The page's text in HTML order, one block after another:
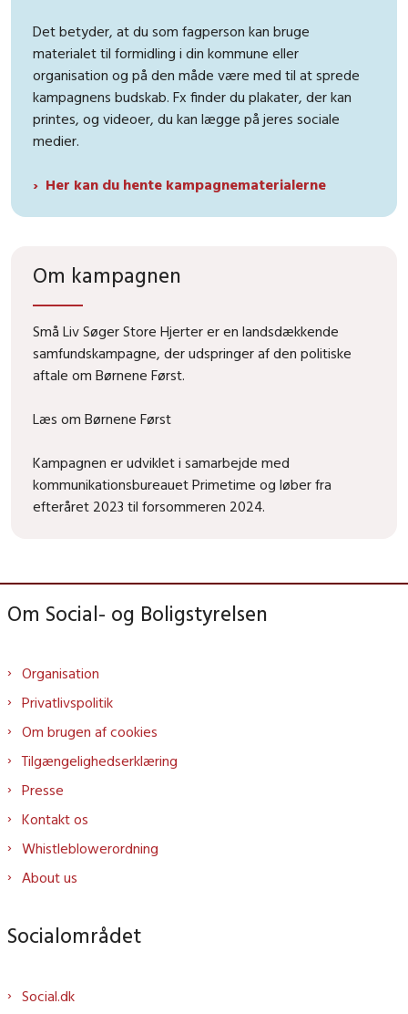
Det betyder, at du som fagperson kan bruge
materialet til formidling i din kommune eller
organisation og på den måde være med til at sprede
kampagnens budskab. Fx finder du plakater, der kan
printes, og videoer, du kan lægge på jeres sociale
medier.
Her kan du hente kampagnematerialerne
Om kampagnen
Små Liv Søger Store Hjerter er en landsdækkende
samfundskampagne, der udspringer af den politiske
aftale om Børnene Først.
Læs om Børnene Først
Kampagnen er udviklet i samarbejde med
kommunikationsbureauet Primetime og løber fra
efteråret 2023 til forsommeren 2024.
Om Social- og Boligstyrelsen
Organisation
Privatlivspolitik
Om brugen af cookies
Tilgængelighedserklæring
Presse
Kontakt os
Whistleblowerordning
About us
Socialområdet
Social.dk